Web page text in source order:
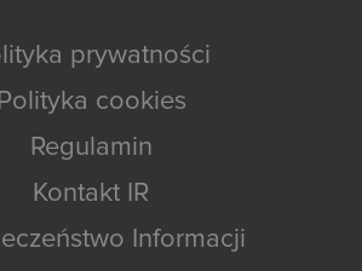
prywatności
Polityka cookies
Regulamin
Kontakt IR
Informacji